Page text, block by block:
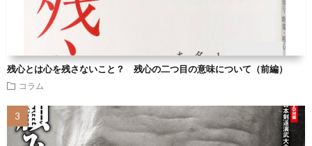
残心とは心を残さないこと？ 残心の二つ目の意味について（前編）
コラム